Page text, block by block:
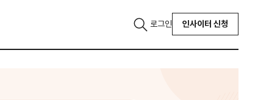
로그인 인사이터 신청